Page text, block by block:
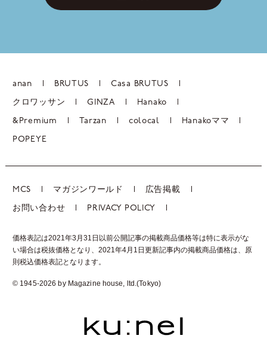
anan BRUTUS Casa BRUTUS
クロワッサン GINZA Hanako
&Premium Tarzan colocal Hanakoママ
POPEYE
MCS マガジンワールド 広告掲載
お問い合わせ PRIVACY POLICY
価格表記は2021年3月31日以前公開記事の掲載商品価格等は特に表示がな
い場合は税抜価格となり、2021年4月1日更新記事内の掲載商品価格は、 原
則税込価格表記となります。
© 1945-2026 by Magazine house, ltd.(Tokyo)